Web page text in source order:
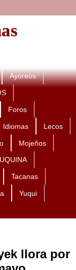
Ayoreos
Foros
Idiomas Lecos
Mojeños
Tacanas
Yuqui
llora por